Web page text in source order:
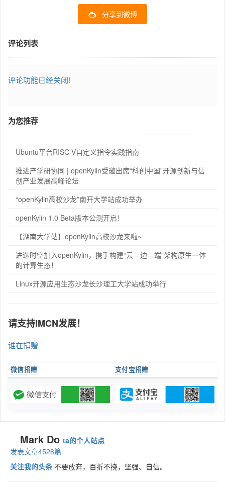
分享到微博
评论列表
评论功能已经关闭!
为您推荐
Ubuntu平台RISC-V自定义指令实践指南
推进产学研协同 | openKylin受邀出席“科创中国”开源创新与信
创产业发展高峰论坛
“openKylin高校沙龙”南开大学站成功举办
openKylin 1.0 Beta版本公测开启！
【湖南大学站】openKylin高校沙龙来啦~
进迭时空加入openKylin，携手构建“云—边—端”架构原生一体
的计算生态！
Linux开源应用生态沙龙长沙理工大学站成功举行
请支持IMCN发展！
谁在捐赠
微信捐赠 支付宝捐赠
Mark Do ta的个人站点
发表文章4528篇
关注我的头条 不要放弃，百折不挠，坚强、自信。